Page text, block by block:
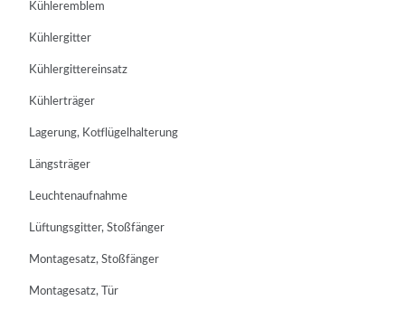
Kühleremblem
Kühlergitter
Kühlergittereinsatz
Kühlerträger
Lagerung, Kotflügelhalterung
Längsträger
Leuchtenaufnahme
Lüftungsgitter, Stoßfänger
Montagesatz, Stoßfänger
Montagesatz, Tür